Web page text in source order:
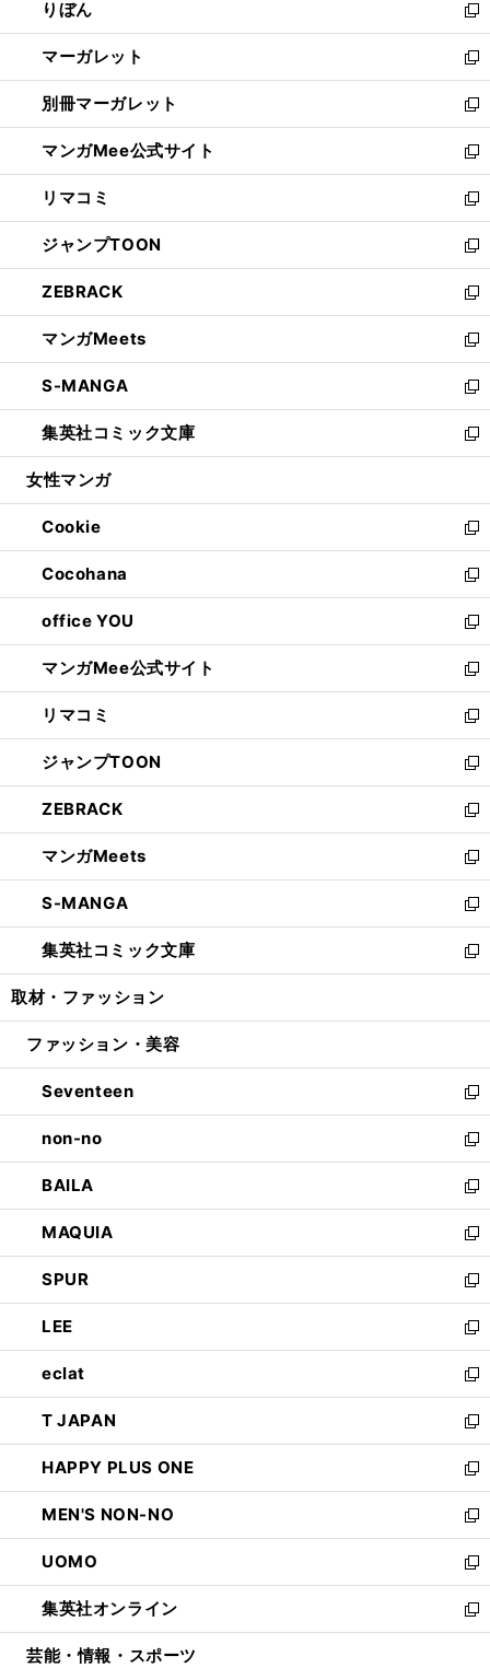
く
で
開
く
ド
ウ
で
開
く
ィ
ン
ド
ウ
で
開
く
りぼん
新
し
い
ウ
ィ
ン
ド
ウ
で
開
く
マーガレット
新
し
い
ウ
ィ
ン
ド
ウ
で
開
く
別冊マーガレット
新
し
い
ウ
ィ
ン
ド
ウ
で
開
く
マンガMee公式サイト
新
し
い
ウ
ィ
ン
ド
ウ
で
開
く
リマコミ
新
し
い
ウ
ィ
ン
ド
ウ
で
開
く
ジャンプTOON
新
し
い
ウ
ィ
ン
ド
ウ
で
開
ZEBRACK
新
し
い
ウ
ィ
ン
ド
ウ
開
く
マンガMeets
新
し
い
ウ
ィ
ン
ウ
で
開
く
S-MANGA
新
し
い
ウ
ン
ド
ウ
で
開
く
集英社コミック文庫
新
し
ウ
ィ
ン
ド
ウ
で
開
く
女性マンガ
Cookie
新
し
い
ウ
ィ
ン
ド
ウ
で
開
く
Cocohana
新
し
い
ウ
ィ
ン
ド
ウ
で
開
く
office YOU
新
し
い
ウ
ィ
ン
ド
ウ
で
開
く
マンガMee公式サイト
新
し
い
ウ
ィ
ン
ド
ウ
で
開
く
リマコミ
新
し
い
ウ
ィ
ン
ド
ウ
で
開
く
ジャンプTOON
新
し
い
ウ
ィ
ン
ド
ウ
で
開
ZEBRACK
新
し
い
ウ
ィ
ン
ド
ウ
開
マンガMeets
新
し
い
ウ
ィ
ン
ウ
開
く
S-MANGA
新
し
い
ウ
ン
ウ
で
開
く
集英社コミック文庫
新
し
ウ
ン
ド
ウ
で
開
く
取材・ファッション
ファッション・美容
Seventeen
新
し
い
ウ
ィ
ン
ド
ウ
で
開
く
non-no
新
し
い
ウ
ィ
ン
ド
ウ
で
開
く
BAILA
新
し
い
ウ
ィ
ン
ド
ウ
で
開
く
MAQUIA
新
し
い
ウ
ィ
ン
ド
ウ
で
開
く
SPUR
新
し
い
ウ
ィ
ン
ド
ウ
で
開
く
LEE
新
し
い
ウ
ィ
ン
ド
ウ
で
開
く
eclat
新
し
い
ウ
ィ
ン
ド
ウ
で
開
く
T JAPAN
新
し
い
ウ
ィ
ン
ド
ウ
で
開
HAPPY PLUS ONE
新
し
い
ウ
ィ
ン
ド
ウ
MEN'S NON-NO
新
し
い
ウ
ィ
ン
UOMO
新
し
い
ウ
集英社オンライン
新
し
芸能・情報・スポーツ